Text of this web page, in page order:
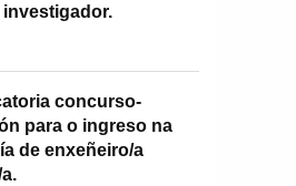
concurso-
para o ingreso na
de enxeñeiro/a